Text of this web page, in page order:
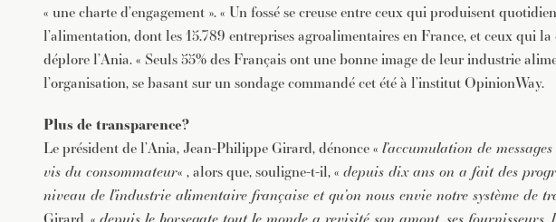
« une charte d’engagement ». « Un fossé se creuse entre ceux qui produisent
l’alimentation, dont les 15.789 entreprises agroalimentaires en France, et ceux qui la
déplore l’Ania. « Seuls 55% des Français ont une bonne image de leur industrie
l’organisation, se basant sur un sondage commandé cet été à l’institut OpinionWay.
Plus de transparence?
Le président de l’Ania, Jean-Philippe Girard, dénonce « l’accumulation de
vis du consommateur« , alors que, souligne-t-il, « depuis dix ans on a fait des
niveau de l’industrie alimentaire française et qu’on nous envie notre système de